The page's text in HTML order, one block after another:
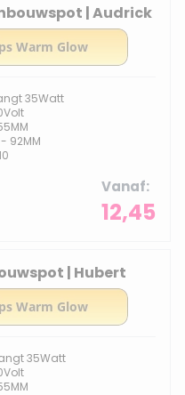
| Audrick
35Watt
92MM
Vanaf
12,45
| Hubert
35Watt